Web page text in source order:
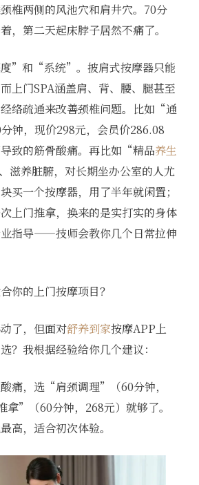
椎两侧的风池穴和肩井穴。70分
，第二天起床脖子居然不痛了。
”和“系统”。披肩式按摩器只能
上门SPA涵盖肩、背、腰、腿甚至
络疏通来改善颈椎问题。比如“通
钟，现价298元，会员价286.08
致的筋骨酸痛。再比如“精品养生
滋养脏腑，对长期坐办公室的人尤
买一个按摩器，用了半年就闲置；
上门推拿，换来的是实打实的身体
指导——技师会教你几个日常拉伸
你的上门按摩项目？
了，但面对舒养到家按摩APP上
？我根据经验给你几个建议：
痛，选“肩颈调理”（60分钟，
”（60分钟，268元）就够了。
高，适合初次体验。